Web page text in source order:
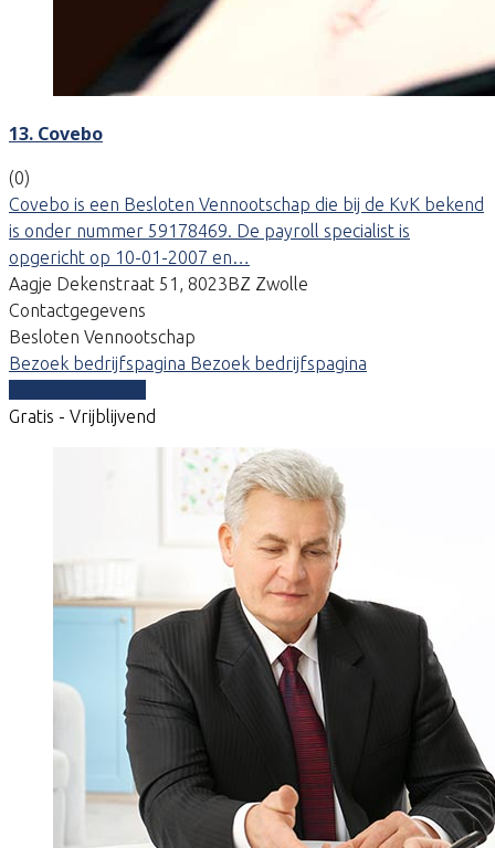
13. Covebo
(0)
Covebo is een Besloten Vennootschap die bij de KvK bekend
is onder nummer 59178469. De payroll specialist is
opgericht op 10-01-2007 en…
Aagje Dekenstraat 51, 8023BZ Zwolle
Contactgegevens
Besloten Vennootschap
Bezoek bedrijfspagina Bezoek bedrijfspagina
Gratis - Vrijblijvend